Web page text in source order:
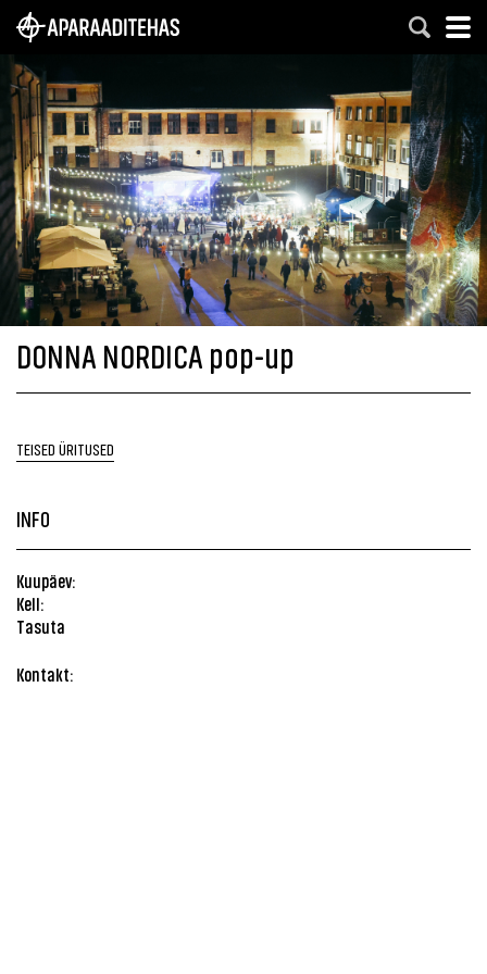
DONNA NORDICA pop-up
TEISED ÜRITUSED
INFO
Kuupäev:
Kell:
Tasuta
Kontakt: